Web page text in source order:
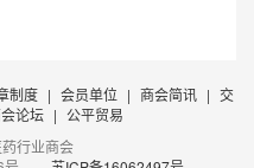
制度 | 会员单位 | 商会简讯 | 交
论坛 | 公平贸易
行业商会